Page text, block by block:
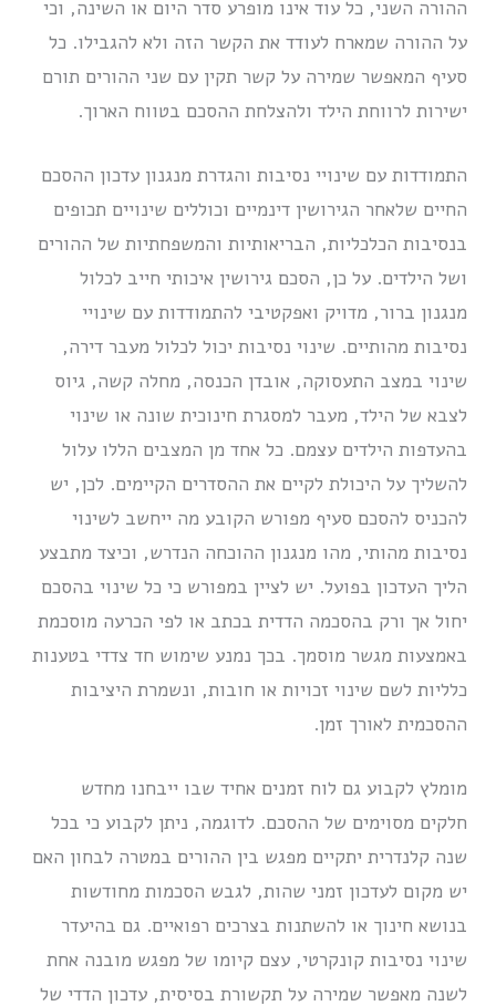
ההורה השני, כל עוד אינו מופרע סדר היום או השינה, וכי
על ההורה שמארח לעודד את הקשר הזה ולא להגבילו. כל
סעיף המאפשר שמירה על קשר תקין עם שני ההורים תורם
ישירות לרווחת הילד ולהצלחת ההסכם בטווח הארוך.
התמודדות עם שינויי נסיבות והגדרת מנגנון עדכון ההסכם
החיים שלאחר הגירושין דינמיים וכוללים שינויים תכופים
בנסיבות הכלכליות, הבריאותיות והמשפחתיות של ההורים
ושל הילדים. על כן, הסכם גירושין איכותי חייב לכלול
מנגנון ברור, מדויק ואפקטיבי להתמודדות עם שינויי
נסיבות מהותיים. שינוי נסיבות יכול לכלול מעבר דירה,
שינוי במצב התעסוקה, אובדן הכנסה, מחלה קשה, גיוס
לצבא של הילד, מעבר למסגרת חינוכית שונה או שינוי
בהעדפות הילדים עצמם. כל אחד מן המצבים הללו עלול
להשליך על היכולת לקיים את ההסדרים הקיימים. לכן, יש
להכניס להסכם סעיף מפורש הקובע מה ייחשב לשינוי
נסיבות מהותי, מהו מנגנון ההוכחה הנדרש, וכיצד מתבצע
הליך העדכון בפועל. יש לציין במפורש כי כל שינוי בהסכם
יחול אך ורק בהסכמה הדדית בכתב או לפי הכרעה מוסכמת
באמצעות מגשר מוסמך. בכך נמנע שימוש חד צדדי בטענות
כלליות לשם שינוי זכויות או חובות, ונשמרת היציבות
ההסכמית לאורך זמן.
מומלץ לקבוע גם לוח זמנים אחיד שבו ייבחנו מחדש
חלקים מסוימים של ההסכם. לדוגמה, ניתן לקבוע כי בכל
שנה קלנדרית יתקיים מפגש בין ההורים במטרה לבחון האם
יש מקום לעדכון זמני שהות, לגבש הסכמות מחודשות
בנושא חינוך או להשתנות בצרכים רפואיים. גם בהיעדר
שינוי נסיבות קונקרטי, עצם קיומו של מפגש מובנה אחת
לשנה מאפשר שמירה על תקשורת בסיסית, עדכון הדדי של